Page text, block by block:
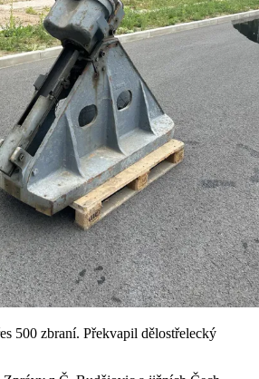
500 zbraní. Překvapil dělostřelecký